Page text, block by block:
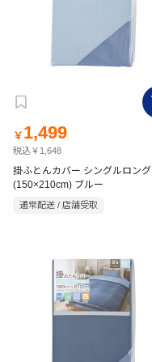
￥ 1,499
税込￥1,648
掛ふとんカバー シングルロング
(150×210cm) ブルー
通常配送 / 店舗受取